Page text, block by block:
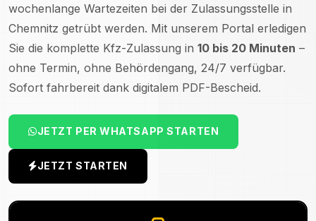
wochenlange Wartezeiten bei der Zulassungsstelle in
Chemnitz getrübt werden. Mit unserem Portal erledigen
Sie die komplette Kfz-Zulassung in 10 bis 20 Minuten –
ohne Termin, ohne Behördengang, 24/7 verfügbar.
Sofort fahrbereit dank digitalem PDF-Bescheid.
JETZT PER WHATSAPP STARTEN
JETZT STARTEN